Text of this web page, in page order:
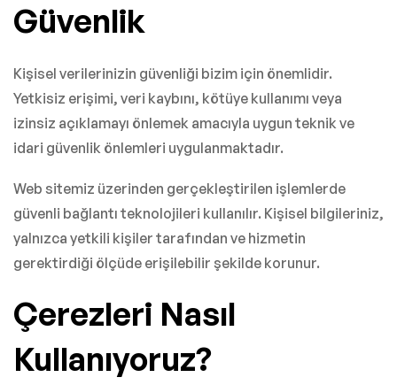
Güvenlik
Kişisel verilerinizin güvenliği bizim için önemlidir.
Yetkisiz erişimi, veri kaybını, kötüye kullanımı veya
izinsiz açıklamayı önlemek amacıyla uygun teknik ve
idari güvenlik önlemleri uygulanmaktadır.
Web sitemiz üzerinden gerçekleştirilen işlemlerde
güvenli bağlantı teknolojileri kullanılır. Kişisel bilgileriniz,
yalnızca yetkili kişiler tarafından ve hizmetin
gerektirdiği ölçüde erişilebilir şekilde korunur.
Çerezleri Nasıl
Kullanıyoruz?